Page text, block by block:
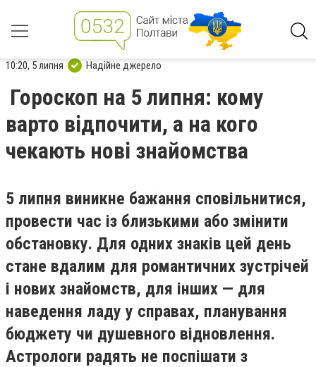
10:20, 5 липня Надійне джерело
Гороскоп на 5 липня: кому
варто відпочити, а на кого
чекають нові знайомства
5 липня виникне бажання сповільнитися,
провести час із близькими або змінити
обстановку. Для одних знаків цей день
стане вдалим для романтичних зустрічей
і нових знайомств, для інших — для
наведення ладу у справах, планування
бюджету чи душевного відновлення.
Астрологи радять не поспішати з